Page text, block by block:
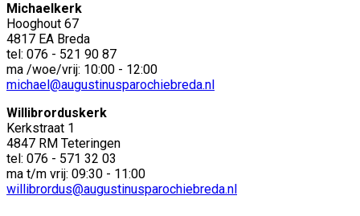
Michaelkerk
Hooghout 67
4817 EA Breda
tel: 076 - 521 90 87
ma /woe/vrij: 10:00 - 12:00
michael@augustinusparochiebreda.nl
Willibrorduskerk
Kerkstraat 1
4847 RM Teteringen
tel: 076 - 571 32 03
ma t/m vrij: 09:30 - 11:00
willibrordus@augustinusparochiebreda.nl